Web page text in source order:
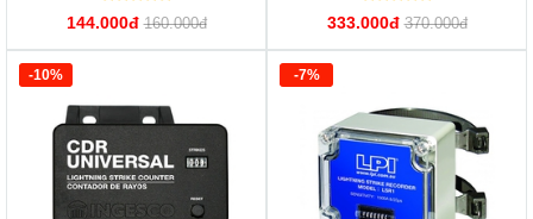
144.000đ 160.000đ 333.000đ 370.000đ
-10% -7%